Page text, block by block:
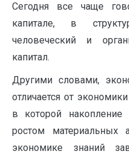
Сегодня все чаще
капитале, в
человеческий и
капитал.
Другими словами,
отличается от
в которой накопление
ростом материальных
экономике знаний